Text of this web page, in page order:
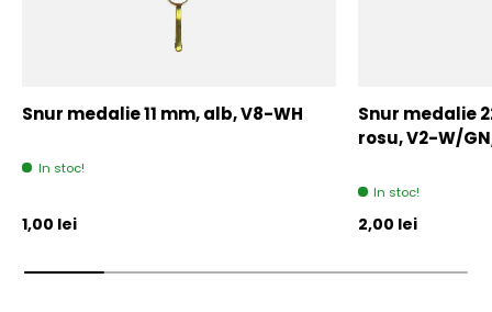
Snur medalie 11 mm, alb, V8-WH
In stoc!
Pret initial
1,00 lei
Snur medalie
rosu, V2-W/
In stoc!
Pret initial
2,00 lei